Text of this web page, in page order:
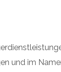
und im